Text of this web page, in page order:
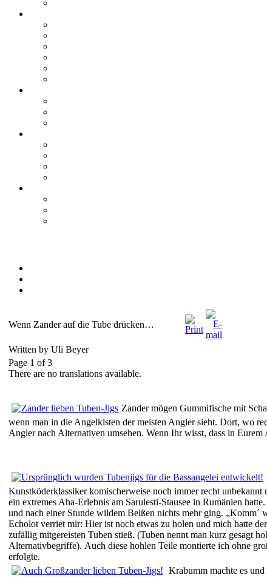
Wenn Zander auf die Tube drücken…
Written by Uli Beyer
Page 1 of 3
There are no translations available.
Zander mögen Gummifische mit
wenn man in die Angelkisten der meisten Angler sieht. Dort, wo
Angler nach Alternativen umsehen. Wenn Ihr wisst, dass in
Kunstköderklassiker komischerweise noch immer recht
ein extremes Aha-Erlebnis am Sarulesti-Stausee in Rumänien
und nach einer Stunde wildem Beißen nichts mehr ging.
Echolot verriet mir: Hier ist noch etwas zu holen und mich hatte
zufällig mitgereisten Tuben stieß. (Tuben nennt man kurz gesagt
Alternativbegriffe). Auch diese hohlen Teile montierte ich ohne
erfolgte.
Krabumm machte es